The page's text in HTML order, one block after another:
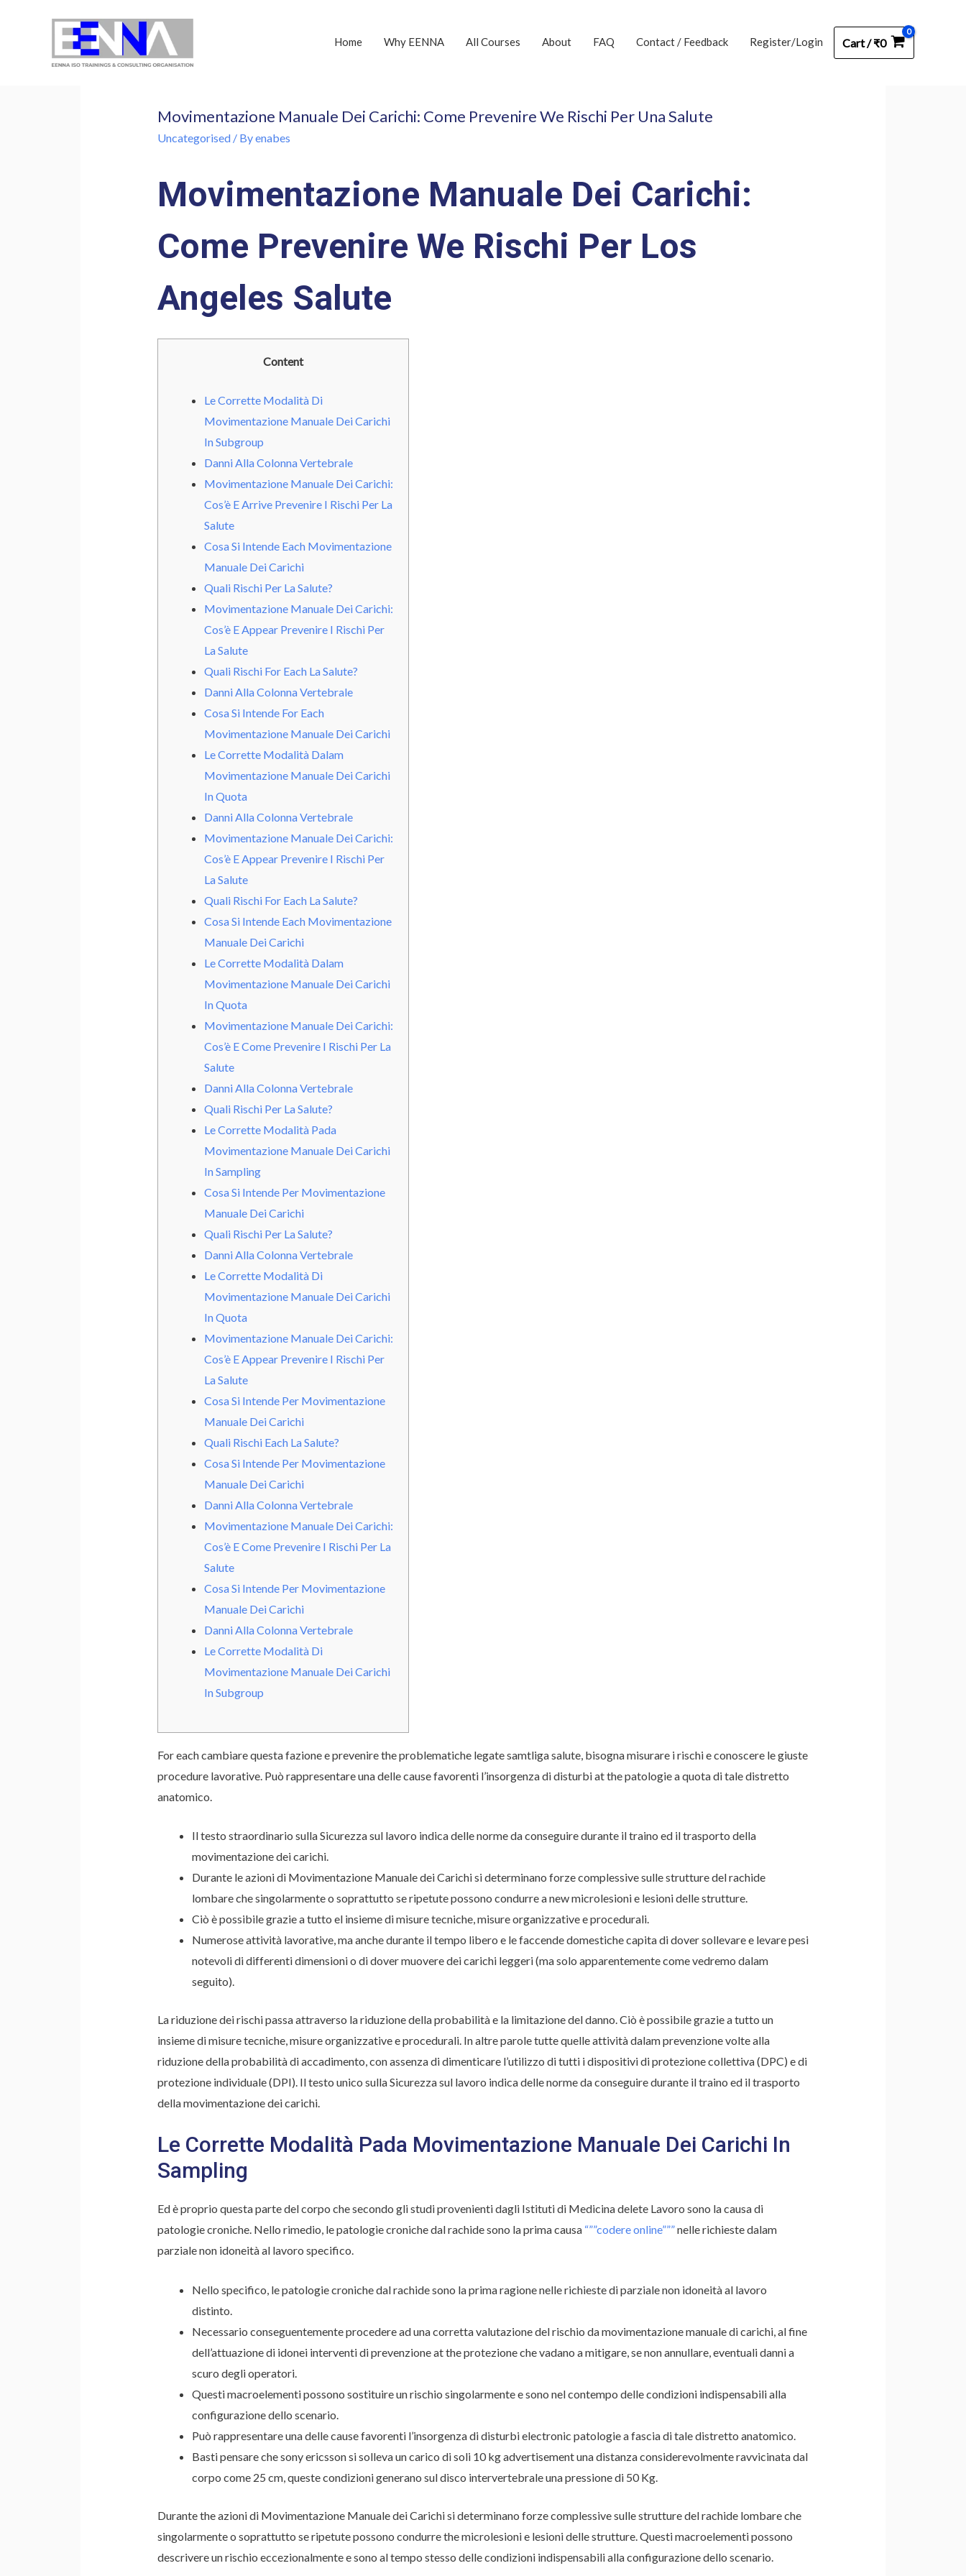
Home Why EENNA All Courses About FAQ Contact / Feedback Register/Login Cart/₹0
Movimentazione Manuale Dei Carichi: Come Prevenire We Rischi Per Una Salute
Uncategorised/ Byenabes
Movimentazione Manuale Dei Carichi:
Come Prevenire We Rischi Per Los
Angeles Salute
Content
Le Corrette Modalità Di
Movimentazione Manuale Dei Carichi
In Subgroup
Danni Alla Colonna Vertebrale
Movimentazione Manuale Dei Carichi:
Cos’è E Arrive Prevenire I Rischi Per La
Salute
Cosa Si Intende Each Movimentazione
Manuale Dei Carichi
Quali Rischi Per La Salute?
Movimentazione Manuale Dei Carichi:
Cos’è E Appear Prevenire I Rischi Per
La Salute
Quali Rischi For Each La Salute?
Danni Alla Colonna Vertebrale
Cosa Si Intende For Each
Movimentazione Manuale Dei Carichi
Le Corrette Modalità Dalam
Movimentazione Manuale Dei Carichi
In Quota
Danni Alla Colonna Vertebrale
Movimentazione Manuale Dei Carichi:
Cos’è E Appear Prevenire I Rischi Per
La Salute
Quali Rischi For Each La Salute?
Cosa Si Intende Each Movimentazione
Manuale Dei Carichi
Le Corrette Modalità Dalam
Movimentazione Manuale Dei Carichi
In Quota
Movimentazione Manuale Dei Carichi:
Cos’è E Come Prevenire I Rischi Per La
Salute
Danni Alla Colonna Vertebrale
Quali Rischi Per La Salute?
Le Corrette Modalità Pada
Movimentazione Manuale Dei Carichi
In Sampling
Cosa Si Intende Per Movimentazione
Manuale Dei Carichi
Quali Rischi Per La Salute?
Danni Alla Colonna Vertebrale
Le Corrette Modalità Di
Movimentazione Manuale Dei Carichi
In Quota
Movimentazione Manuale Dei Carichi:
Cos’è E Appear Prevenire I Rischi Per
La Salute
Cosa Si Intende Per Movimentazione
Manuale Dei Carichi
Quali Rischi Each La Salute?
Cosa Si Intende Per Movimentazione
Manuale Dei Carichi
Danni Alla Colonna Vertebrale
Movimentazione Manuale Dei Carichi:
Cos’è E Come Prevenire I Rischi Per La
Salute
Cosa Si Intende Per Movimentazione
Manuale Dei Carichi
Danni Alla Colonna Vertebrale
Le Corrette Modalità Di
Movimentazione Manuale Dei Carichi
In Subgroup
For each cambiare questa fazione e prevenire the problematiche legate samtliga salute, bisogna misurare i rischi e conoscere le giuste
procedure lavorative. Può rappresentare una delle cause favorenti l’insorgenza di disturbi at the patologie a quota di tale distretto
anatomico.
Il testo straordinario sulla Sicurezza sul lavoro indica delle norme da conseguire durante il traino ed il trasporto della
movimentazione dei carichi.
Durante le azioni di Movimentazione Manuale dei Carichi si determinano forze complessive sulle strutture del rachide
lombare che singolarmente o soprattutto se ripetute possono condurre a new microlesioni e lesioni delle strutture.
Ciò è possibile grazie a tutto el insieme di misure tecniche, misure organizzative e procedurali.
Numerose attività lavorative, ma anche durante il tempo libero e le faccende domestiche capita di dover sollevare e levare pesi
notevoli di differenti dimensioni o di dover muovere dei carichi leggeri (ma solo apparentemente come vedremo dalam
seguito).
La riduzione dei rischi passa attraverso la riduzione della probabilità e la limitazione del danno. Ciò è possibile grazie a tutto un
insieme di misure tecniche, misure organizzative e procedurali. In altre parole tutte quelle attività dalam prevenzione volte alla
riduzione della probabilità di accadimento, con assenza di dimenticare l’utilizzo di tutti i dispositivi di protezione collettiva (DPC) e di
protezione individuale (DPI). Il testo unico sulla Sicurezza sul lavoro indica delle norme da conseguire durante il traino ed il trasporto
della movimentazione dei carichi.
Le Corrette Modalità Pada Movimentazione Manuale Dei Carichi In
Sampling
Ed è proprio questa parte del corpo che secondo gli studi provenienti dagli Istituti di Medicina delete Lavoro sono la causa di
patologie croniche. Nello rimedio, le patologie croniche dal rachide sono la prima causa “””codere online”””nelle richieste dalam
parziale non idoneità al lavoro specifico.
Nello specifico, le patologie croniche dal rachide sono la prima ragione nelle richieste di parziale non idoneità al lavoro
distinto.
Necessario conseguentemente procedere ad una corretta valutazione del rischio da movimentazione manuale di carichi, al fine
dell’attuazione di idonei interventi di prevenzione at the protezione che vadano a mitigare, se non annullare, eventuali danni a
scuro degli operatori.
Questi macroelementi possono sostituire un rischio singolarmente e sono nel contempo delle condizioni indispensabili alla
configurazione dello scenario.
Può rappresentare una delle cause favorenti l’insorgenza di disturbi electronic patologie a fascia di tale distretto anatomico.
Basti pensare che sony ericsson si solleva un carico di soli 10 kg advertisement una distanza considerevolmente ravvicinata dal
corpo come 25 cm, queste condizioni generano sul disco intervertebrale una pressione di 50 Kg.
Durante the azioni di Movimentazione Manuale dei Carichi si determinano forze complessive sulle strutture del rachide lombare che
singolarmente o soprattutto se ripetute possono condurre the microlesioni e lesioni delle strutture. Questi macroelementi possono
descrivere un rischio eccezionalmente e sono al tempo stesso delle condizioni indispensabili alla configurazione dello scenario.